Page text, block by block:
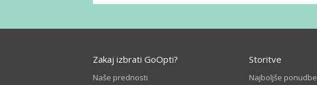
Zakaj izbrati GoOpti?
Naše prednosti
Storitve
Najboljše ponudbe